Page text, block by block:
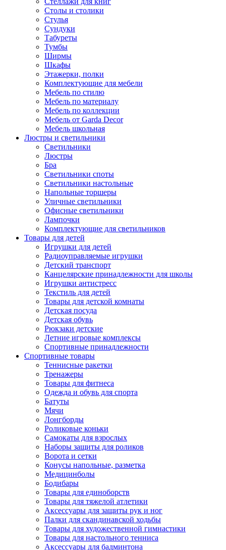
Столы и столики
Стулья
Сундуки
Табуреты
Тумбы
Ширмы
Шкафы
Этажерки, полки
Комплектующие для мебели
Мебель по стилю
Мебель по материалу
Мебель по коллекции
Мебель от Garda Decor
Мебель школьная
Люстры и светильники
Светильники
Люстры
Бра
Светильники споты
Светильники настольные
Напольные торшеры
Уличные светильники
Офисные светильники
Лампочки
Комплектующие для светильников
Товары для детей
Игрушки для детей
Радиоуправляемые игрушки
Детский транспорт
Канцелярские принадлежности для школы
Игрушки антистресс
Текстиль для детей
Товары для детской комнаты
Детская посуда
Детская обувь
Рюкзаки детские
Летние игровые комплексы
Спортивные принадлежности
Спортивные товары
Теннисные ракетки
Тренажеры
Товары для фитнеса
Одежда и обувь для спорта
Батуты
Мячи
Лонгборды
Роликовые коньки
Самокаты для взрослых
Наборы защиты для роликов
Ворота и сетки
Конусы напольные, разметка
Медицинболы
Бодибары
Товары для единоборств
Товары для тяжелой атлетики
Аксессуары для защиты рук и ног
Палки для скандинавской ходьбы
Товары для художественной гимнастики
Товары для настольного тенниса
Аксессуары для бадминтона